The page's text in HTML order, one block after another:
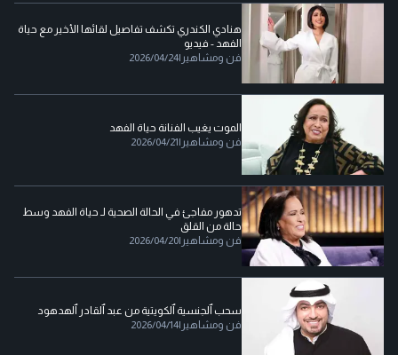
هنادي الكندري تكشف تفاصيل لقائها الأخير مع حياة
الفهد - فيديو
فن ومشاهير |
2026/04/24
الموت يغيب الفنانة حياة الفهد
فن ومشاهير |
2026/04/21
تدهور مفاجئ في الحالة الصحية لـ حياة الفهد وسط
حالة من القلق
فن ومشاهير |
2026/04/20
سحب ٱلجنسية ٱلكويتية من عبد ٱلقادر ٱلهدهود
فن ومشاهير |
2026/04/14